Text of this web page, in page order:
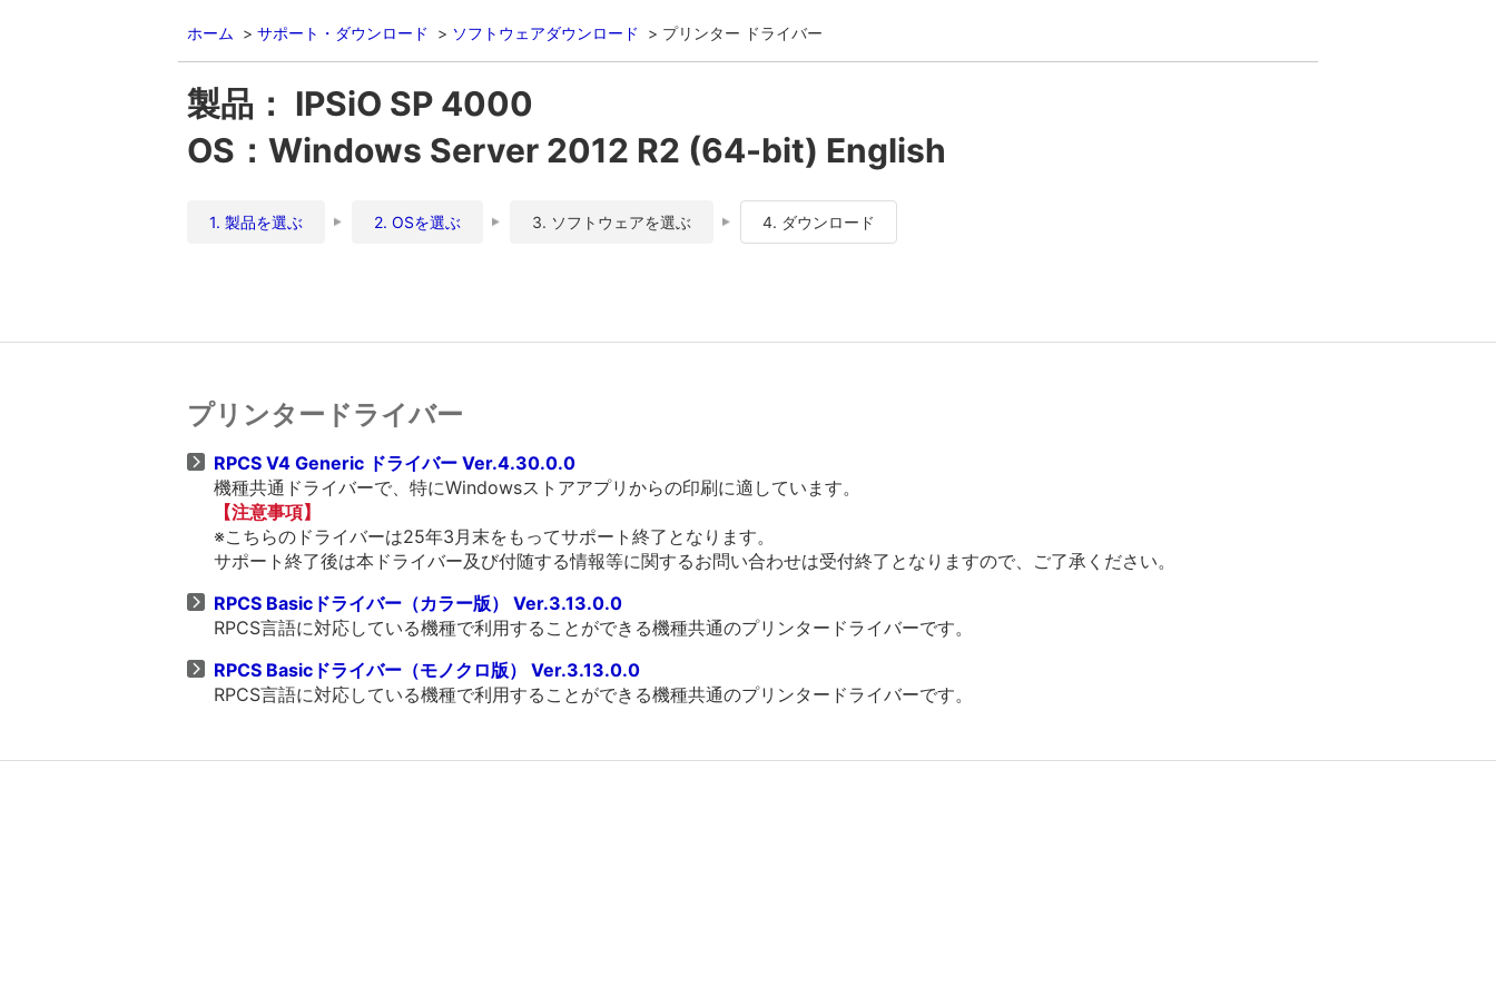
ホーム サポート・ダウンロード ソフトウェアダウンロード プリンター ドライバー
製品： IPSiO SP 4000
OS：Windows Server 2012 R2 (64-bit) English
1. 製品を選ぶ 2. OSを選ぶ 3. ソフトウェアを選ぶ 4. ダウンロード
プリンタードライバー
RPCS V4 Generic ドライバー Ver.4.30.0.0
機種共通ドライバーで、特にWindowsストアアプリからの印刷に適しています。
【注意事項】
※こちらのドライバーは25年3月末をもってサポート終了となります。
サポート終了後は本ドライバー及び付随する情報等に関するお問い合わせは受付終了となりますので、ご了承ください。
RPCS Basicドライバー（カラー版） Ver.3.13.0.0
RPCS言語に対応している機種で利用することができる機種共通のプリンタードライバーです。
RPCS Basicドライバー（モノクロ版） Ver.3.13.0.0
RPCS言語に対応している機種で利用することができる機種共通のプリンタードライバーです。